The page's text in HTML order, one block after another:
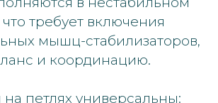
требует включения
мышц-стабилизаторов,
и координацию.
петлях универсальны: